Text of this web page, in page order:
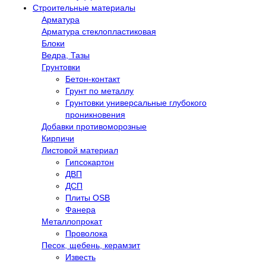
Строительные материалы
Арматура
Арматура стеклопластиковая
Блоки
Ведра, Тазы
Грунтовки
Бетон-контакт
Грунт по металлу
Грунтовки универсальные глубокого
проникновения
Добавки противоморозные
Кирпичи
Листовой материал
Гипсокартон
ДВП
ДСП
Плиты OSB
Фанера
Металлопрокат
Проволока
Песок, щебень, керамзит
Известь